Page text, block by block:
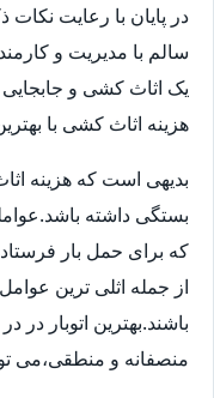
در پایان با رعایت
سالم با مدیریت و
یک اثاث کشی و جابجایی
هزینه اثاث کشی با
بدیهی است که هزینه
بستگی داشته
که برای حمل بار
از جمله اثلی ترین
باشند.بهترین اتوبار در
منصفانه و منطقی،می